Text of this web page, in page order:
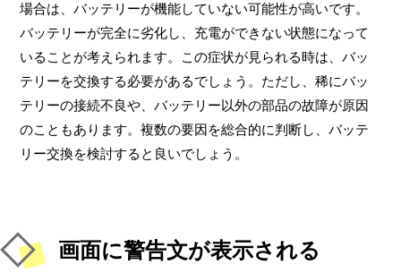
場合は、バッテリーが機能していない可能性が高いです。
バッテリーが完全に劣化し、充電ができない状態になって
いることが考えられます。この症状が見られる時は、バッ
テリーを交換する必要があるでしょう。ただし、稀にバッ
テリーの接続不良や、バッテリー以外の部品の故障が原因
のこともあります。複数の要因を総合的に判断し、バッテ
リー交換を検討すると良いでしょう。
画面に警告文が表示される